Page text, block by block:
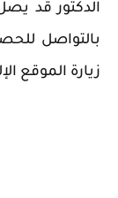
الدكتور قد
بالتواصل
زيارة الموقع